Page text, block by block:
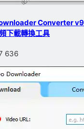
Converter
下載轉換工具
636